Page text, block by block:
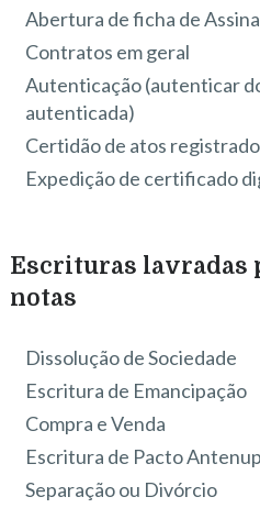
Abertura de ficha de
Contratos em geral
Autenticação (autenticar
autenticada)
Certidão de atos
Expedição de certificado
Escrituras lavradas
notas
Dissolução de Sociedade
Escritura de Emancipação
Compra e Venda
Escritura de Pacto
Separação ou Divórcio